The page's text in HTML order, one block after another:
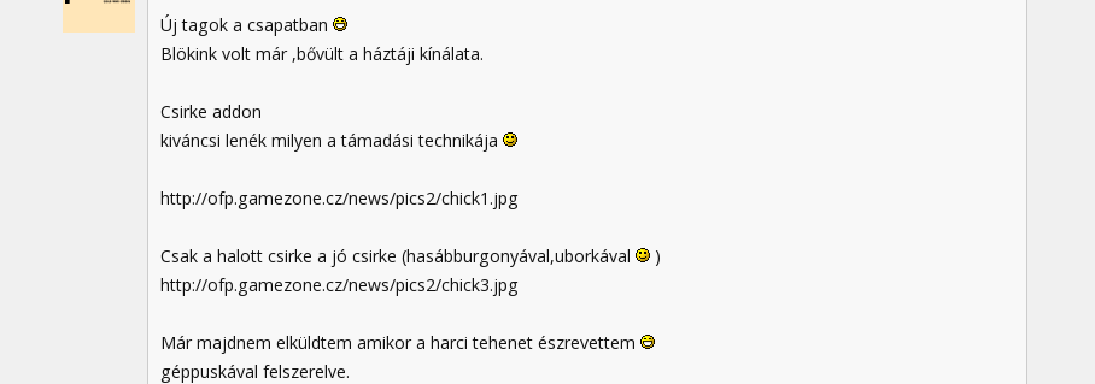
Új tagok a csapatban
Blökink volt már ,bővült a háztáji kínálata.
Csirke addon
kiváncsi lenék milyen a támadási technikája
http://ofp.gamezone.cz/news/pics2/chick1.jpg
Csak a halott csirke a jó csirke (hasábburgonyával,uborkával
)
http://ofp.gamezone.cz/news/pics2/chick3.jpg
Már majdnem elküldtem amikor a harci tehenet észrevettem
géppuskával felszerelve.